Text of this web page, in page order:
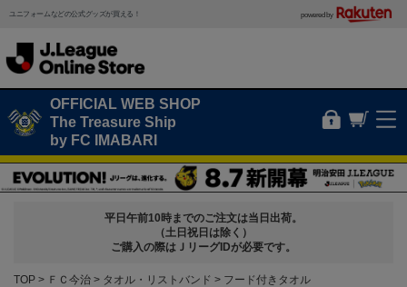
ユニフォームなどの公式グッズが買える！ powered by
OFFICIAL WEB SHOP
The Treasure Ship
by FC IMABARI
平日午前10時までのご注文は当日出荷。
（土日祝日は除く）
ご購入の際はＪリーグIDが必要です。
TOP ＦＣ今治 タオル・リストバンド フード付きタオル